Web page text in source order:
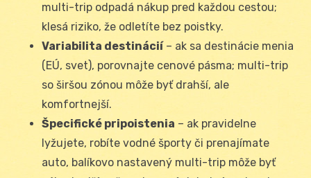
multi-trip odpadá nákup pred každou cestou;
klesá riziko, že odletíte bez poistky.
Variabilita destinácií– ak sa destinácie menia
(EÚ, svet), porovnajte cenové pásma; multi-trip
so širšou zónou môže byť drahší, ale
komfortnejší.
Špecifické pripoistenia – ak pravidelne
lyžujete, robíte vodné športy či prenajímate
auto, balíkovo nastavený multi-trip môže byť